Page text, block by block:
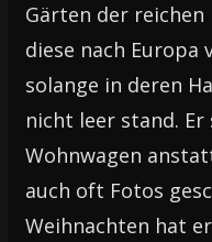
Gärten der
diese nach
solange in deren
nicht leer stand.
Wohnwagen
auch oft Fotos
Weihnachten hat